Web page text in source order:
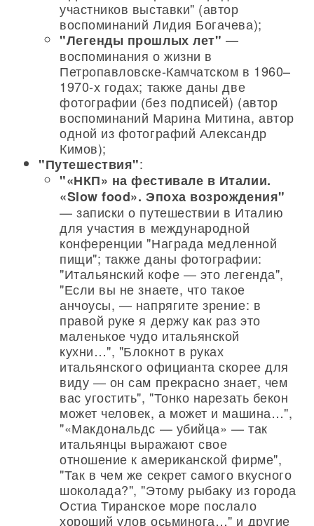
участников выставки" (автор
воспоминаний Лидия Богачева);
"Легенды прошлых лет" —
воспоминания о жизни в
Петропавловске-Камчатском в 1960–
1970-х годах; также даны две
фотографии (без подписей) (автор
воспоминаний Марина Митина, автор
одной из фотографий Александр
Кимов);
"Путешествия":
"«НКП» на фестивале в Италии.
«Slow food». Эпоха возрождения"
— записки о путешествии в Италию
для участия в международной
конференции "Награда медленной
пищи"; также даны фотографии:
"Итальянский кофе — это легенда",
"Если вы не знаете, что такое
анчоусы, — напрягите зрение: в
правой руке я держу как раз это
маленькое чудо итальянской
кухни…", "Блокнот в руках
итальянского официанта скорее для
виду — он сам прекрасно знает, чем
вас угостить", "Тонко нарезать бекон
может человек, а может и машина…",
"«Макдональдс — убийца» — так
итальянцы выражают свое
отношение к американской фирме",
"Так в чем же секрет самого вкусного
шоколада?", "Этому рыбаку из города
Остиа Тиранское море послало
хороший улов осьминога…" и другие